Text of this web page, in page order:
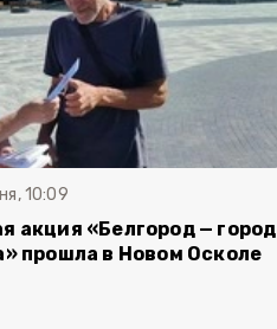
10:09
акция «Белгород — город
прошла в Новом Осколе